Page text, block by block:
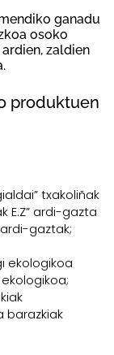
ganadu
osoko
zaldien
produktuen
txakoliñak
E.Z” ardi-gazta
ardi-gaztak;
ekologikoa
ekologikoa;
barazkiak